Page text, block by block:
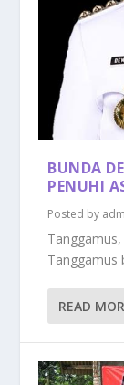
BUNDA
PENUHI
Posted by
Tanggamus
READ